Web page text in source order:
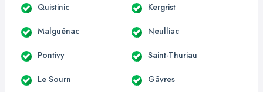
Quistinic Kergrist
Malguénac Neulliac
Pontivy Saint-Thuriau
Le Sourn Gâvres